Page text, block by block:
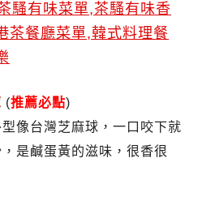
(推薦必點)
像台灣芝麻球，一口咬下就
是鹹蛋黃的滋味，很香很